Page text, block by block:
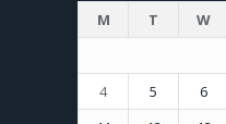
M
T W
4
5 6